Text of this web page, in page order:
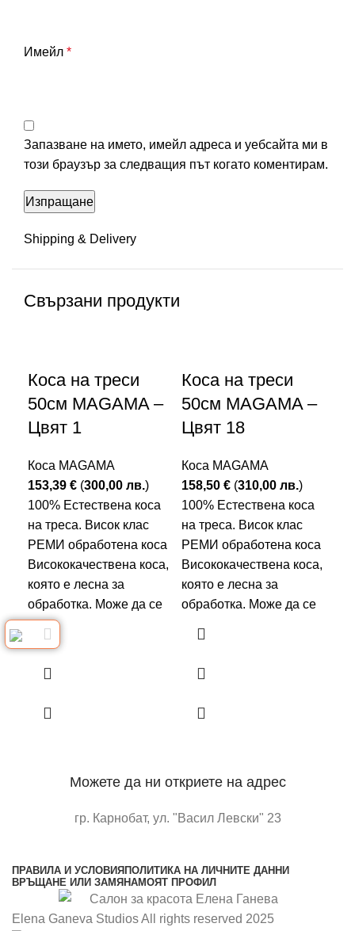
Имейл *
Запазване на името, имейл адреса и уебсайта ми в
този браузър за следващия път когато коментирам.
Shipping & Delivery
Свързани продукти
Коса на треси
50см MAGAMA –
Цвят 1
Коса MAGAMA
153,39 € (300,00 лв.)
100% Естествена коса
на треса. Висок клас
РЕМИ обработена коса
Висококачествена коса,
която е лесна за
обработка. Може да се
Коса на треси
50см MAGAMA –
Цвят 18
Коса MAGAMA
158,50 € (310,00 лв.)
100% Естествена коса
на треса. Висок клас
РЕМИ обработена коса
Висококачествена коса,
която е лесна за
обработка. Може да се
Можете да ни откриете на адрес
гр. Карнобат, ул. "Васил Левски" 23
ПРАВИЛА И УСЛОВИЯ ПОЛИТИКА НА ЛИЧНИТЕ ДАННИ
ВРЪЩАНЕ ИЛИ ЗАМЯНАМОЯТ ПРОФИЛ
Elena Ganeva Studios All rights reserved 2025